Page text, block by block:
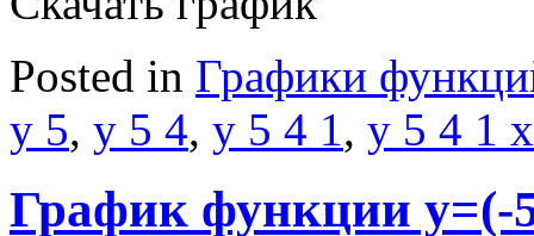
Posted in Графики
y 5, y 5 4, y 5 4 1, y 5 4 1 x
График функции y=(-